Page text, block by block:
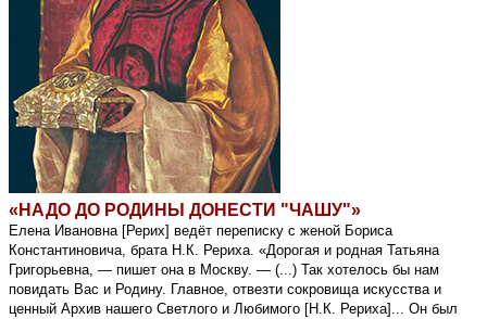
«НАДО ДО РОДИНЫ ДОНЕСТИ "ЧАШУ"»
Елена Ивановна [Рерих] ведёт переписку с женой Бориса
Константиновича, брата Н.К. Рериха. «Дорогая и родная Татьяна
Григорьевна, — пишет она в Москву. — (...) Так хотелось бы нам
повидать Вас и Родину. Главное, отвезти сокровища искусства и
ценный Архив нашего Светлого и Любимого [Н.К. Рериха]... Он был